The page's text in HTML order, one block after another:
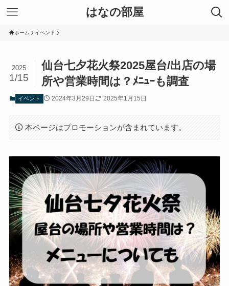
はなの部屋
ホーム イベント
仙台七夕花火祭2025屋台/出店の場
所や営業時間は？ﾒﾆｭｰも調査
2025
1/15
イベント 2024年3月29日 2025年1月15日
本ページはプロモーションが含まれています。